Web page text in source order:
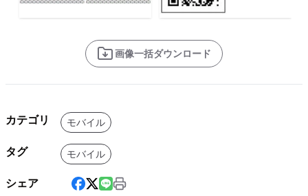
画像一括ダウンロード
カテゴリ モバイル
タグ モバイル
シェア